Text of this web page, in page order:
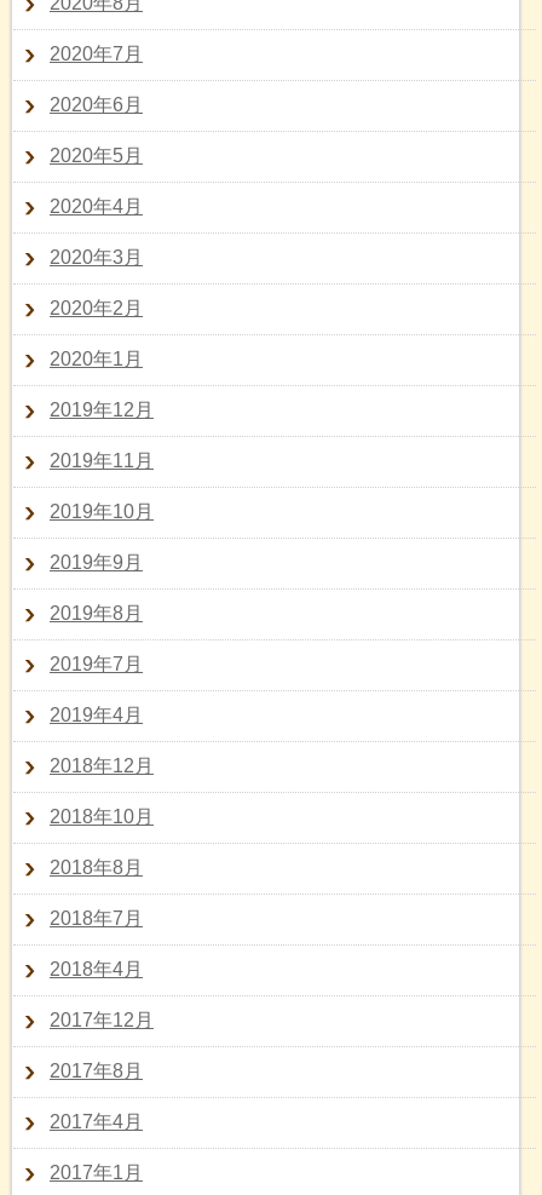
2020年7月
2020年6月
2020年5月
2020年4月
2020年3月
2020年2月
2020年1月
2019年12月
2019年11月
2019年10月
2019年9月
2019年8月
2019年7月
2019年4月
2018年12月
2018年10月
2018年8月
2018年7月
2018年4月
2017年12月
2017年8月
2017年4月
2017年1月